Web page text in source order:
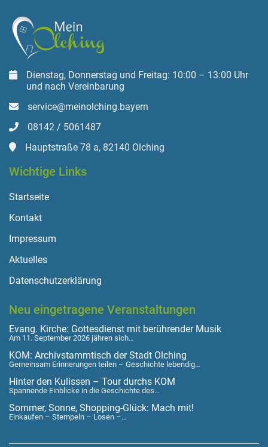
Dienstag, Donnerstag und Freitag: 10:00 – 13:00 Uhr
und nach Vereinbarung
service@meinolching.bayern
08142 / 5061487
Hauptstraße 78 a, 82140 Olching
Wichtige Links
Startseite
Kontakt
Impressum
Aktuelles
Datenschutzerklärung
Neu eingetragene Veranstaltungen
Evang. Kirche: Gottesdienst mit berührender Musik
Am 11. September 2026 jähren sich…
KOM: Archivstammtisch der Stadt Olching
Gemeinsam Erinnerungen teilen – Geschichte lebendig…
Hinter den Kulissen – Tour durchs KOM
Spannende Einblicke in die Geschichte des…
Sommer, Sonne, Shopping-Glück: Mach mit!
Einkaufen – Stempeln – Losen –…